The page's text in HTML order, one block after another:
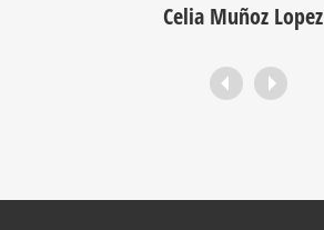
Celia Muñoz Lopez